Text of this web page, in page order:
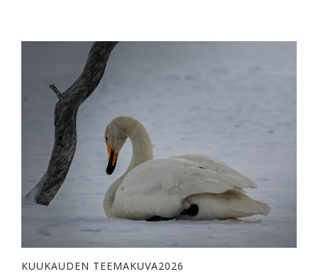
KUUKAUDEN TEEMAKUVA2026